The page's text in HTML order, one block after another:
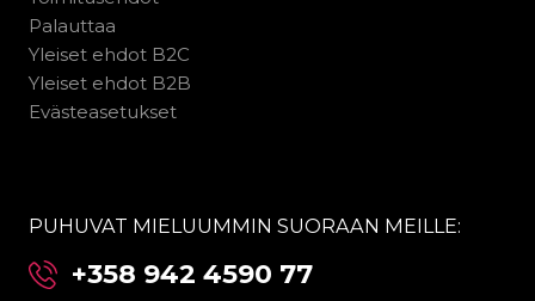
Palauttaa
Yleiset ehdot B2C
Yleiset ehdot B2B
Evästeasetukset
PUHUVAT MIELUUMMIN SUORAAN MEILLE:
+358 942 4590 77